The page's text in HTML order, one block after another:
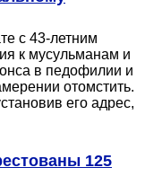
с 43-летним
к мусульманам и
в педофилии и
отомстить.
его адрес,
125